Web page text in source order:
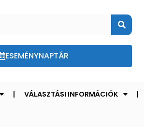
ESEMÉNYNAPTÁR
VÁLASZTÁSI INFORMÁCIÓK